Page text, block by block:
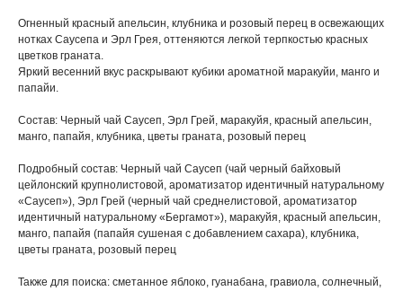
Огненный красный апельсин, клубника и розовый перец в освежающих
нотках Саусепа и Эрл Грея, оттеняются легкой терпкостью красных
цветков граната.
Яркий весенний вкус раскрывают кубики ароматной маракуйи, манго и
папайи.
Состав: Черный чай Саусеп, Эрл Грей, маракуйя, красный апельсин,
манго, папайя, клубника, цветы граната, розовый перец
Подробный состав: Черный чай Саусеп (чай черный байховый
цейлонский крупнолистовой, ароматизатор идентичный натуральному
«Саусеп»), Эрл Грей (черный чай среднелистовой, ароматизатор
идентичный натуральному «Бергамот»), маракуйя, красный апельсин,
манго, папайя (папайя сушеная с добавлением сахара), клубника,
цветы граната, розовый перец
Также для поиска: сметанное яблоко, гуанабана, гравиола, солнечный,